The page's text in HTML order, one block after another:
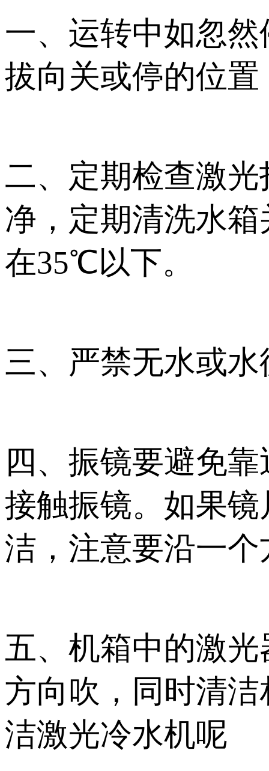
一、运转中如忽
拔向关或停的位
二、定期检查激
净，定期清洗水
在35℃以下。
三、严禁无水或
四、振镜要避免
接触振镜。如果
洁，注意要沿一个
五、机箱中的激
方向吹，同时清
洁激光冷水机呢